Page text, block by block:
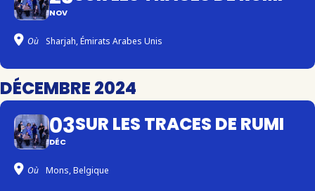
NOV
Où Sharjah, Émirats Arabes Unis
DÉCEMBRE 2024
03
DÉC
SUR LES TRACES DE RUMI
Où Mons, Belgique